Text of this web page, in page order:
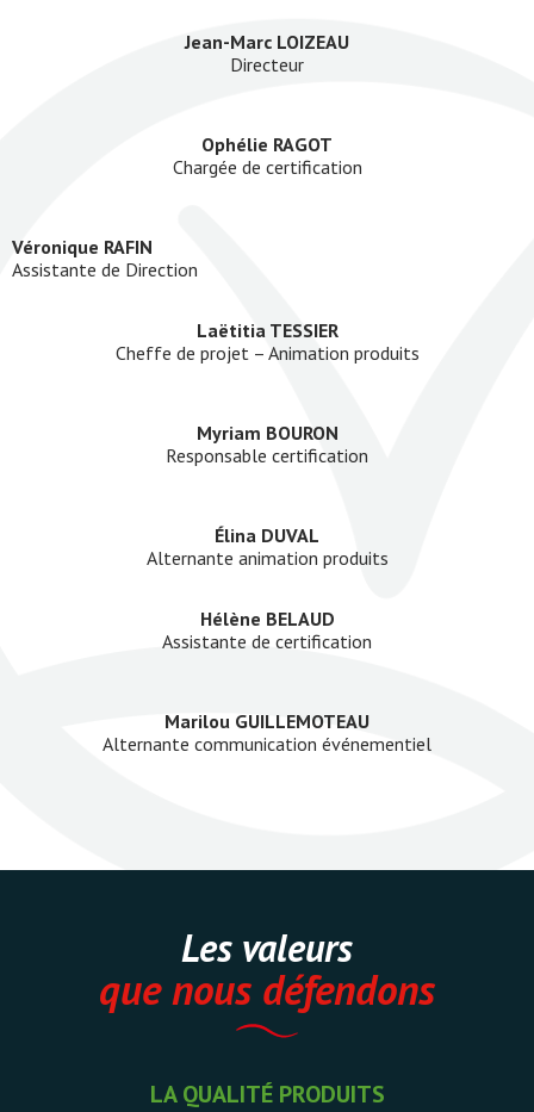
Jean-Marc LOIZEAU
Directeur
Ophélie RAGOT
Chargée de certification
Véronique RAFIN
Assistante de Direction
Laëtitia TESSIER
Cheffe de projet – Animation produits
Myriam BOURON
Responsable certification
Élina DUVAL
Alternante animation produits
Hélène BELAUD
Assistante de certification
Marilou GUILLEMOTEAU
Alternante communication événementiel
Les valeurs
que nous défendons
LA QUALITÉ PRODUITS